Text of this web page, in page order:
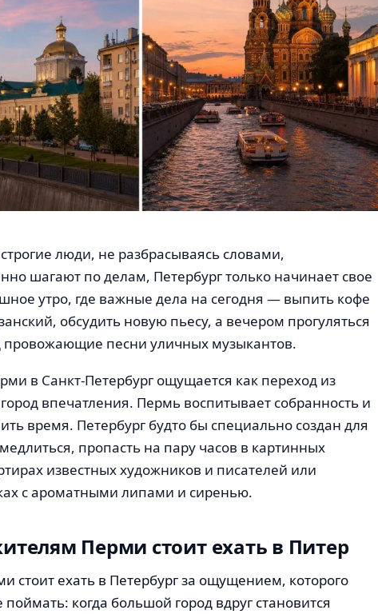
люди, не разбрасываясь словами,
шагают по делам, Петербург только начинает свое
утро, где важные дела на сегодня — выпить кофе
обсудить новую пьесу, а вечером прогуляться
провожающие песни уличных музыкантов.
в Санкт-Петербург ощущается как переход из
впечатления. Пермь воспитывает собранность и
время. Петербург будто бы специально создан для
пропасть на пару часов в картинных
известных художников и писателей или
с ароматными липами и сиренью.
Перми стоит ехать в Питер
стоит ехать в Петербург за ощущением, которого
когда большой город вдруг становится